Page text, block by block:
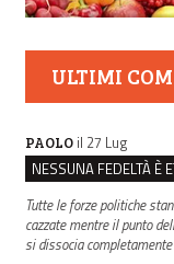
ULTIMI
PAOLO il 27 Lug
NESSUNA FEDELTÀ È
Tutte le forze politiche
cazzate mentre il punto
si dissocia